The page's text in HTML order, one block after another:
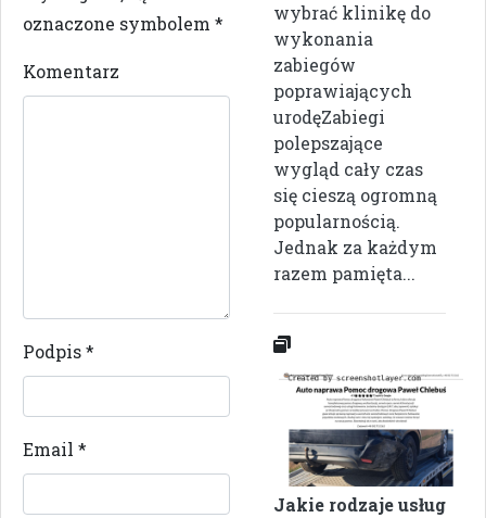
oznaczone symbolem *
Komentarz
Podpis*
Email *
wybrać klinikę do
wykonania
zabiegów
poprawiających
urodęZabiegi
polepszające
wygląd cały czas
się cieszą ogromną
popularnością.
Jednak za każdym
razem pamięta...
Jakie rodzaje usług